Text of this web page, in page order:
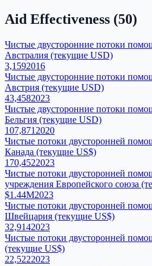
Aid Effectiveness (50)
Чистые двусторонние потоки
Австралия (текущие USD)
3,1592016
Чистые двусторонние потоки
Австрия (текущие USD)
43,4582023
Чистые двусторонние потоки
Бельгия (текущие USD)
107,871 2020
Чистые потоки двусторонней
Канада (текущие US$)
170,4522023
Чистые потоки двусторонней
учреждения Европейского союза
$1.44M2023
Чистые потоки двусторонней
Швейцария (текущие US$)
32,9142023
Чистые потоки двусторонней
(текущие US$)
22,5222023